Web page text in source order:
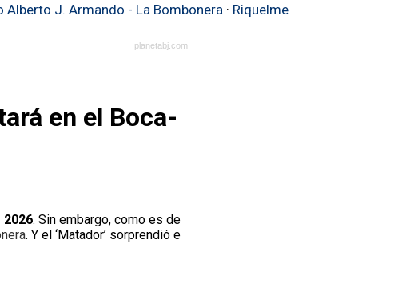
Alberto J. Armando - La Bombonera · Riquelme
planetabj.com
en el Boca-
. Sin embargo, como es de
. Y el ‘Matador’ sorprendió e